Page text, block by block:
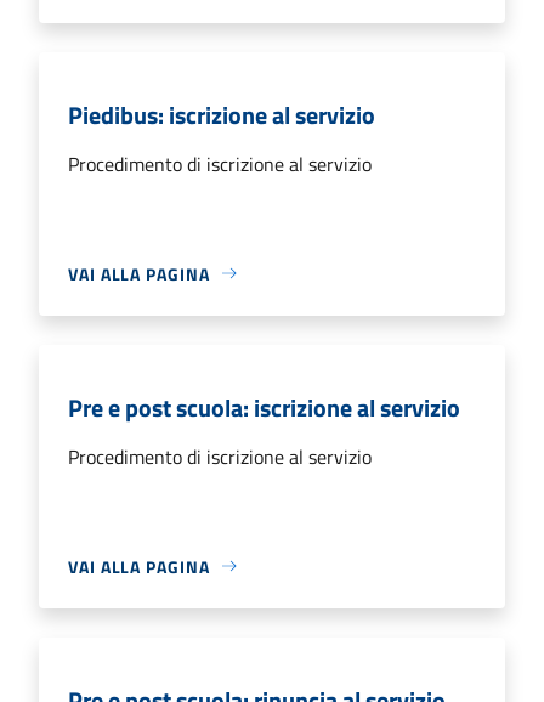
Piedibus: iscrizione al servizio
Procedimento di iscrizione al servizio
VAI ALLA PAGINA
Pre e post scuola: iscrizione al servizio
Procedimento di iscrizione al servizio
VAI ALLA PAGINA